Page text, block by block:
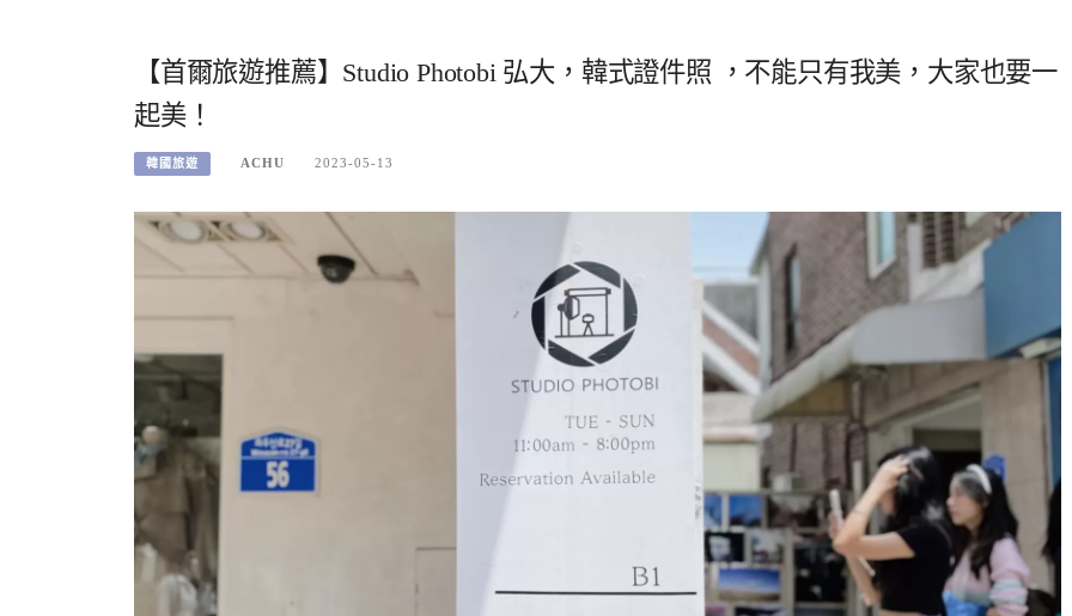
【首爾旅遊推薦】Studio Photobi 弘大，韓式證件照 ，不能只有我美，大家也要一
起美！
韓國旅遊 ACHU 2023-05-13